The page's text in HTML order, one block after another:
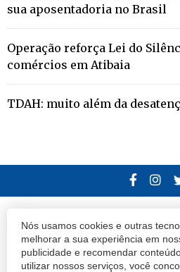
Nós usamos cookies e outras
melhorar a sua experiência em
publicidade e recomendar
utilizar nossos serviços, você
sua aposentadoria no Brasil
Operação reforça Lei do
comércios em Atibaia
TDAH: muito além da
Termos e Políticas de Uso